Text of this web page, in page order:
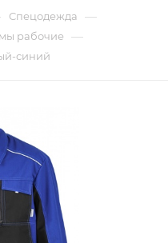
Спецодежда —
рабочие —
синий